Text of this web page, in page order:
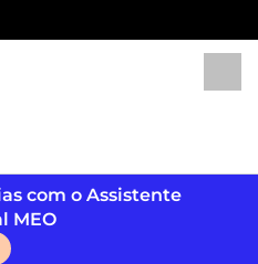
com o Assistente
MEO